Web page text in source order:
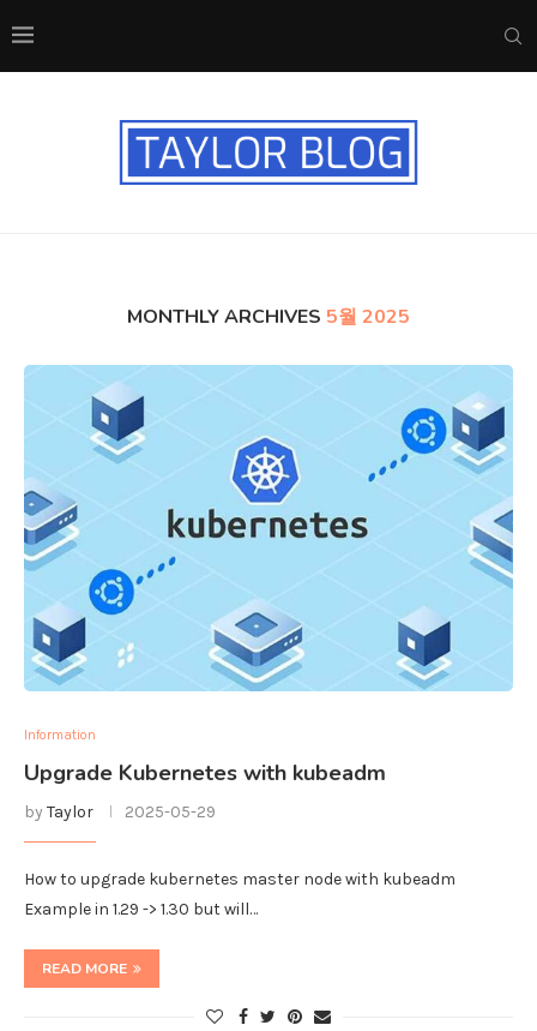
MONTHLY ARCHIVES 5월 2025
Information
Upgrade Kubernetes with kubeadm
by Taylor 2025-05-29
How to upgrade kubernetes master node with kubeadm
Example in 1.29 -> 1.30 but will…
READ MORE